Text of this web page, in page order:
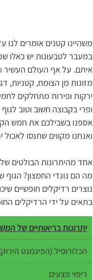
משהיינו קטנים אומרים לנו
במעבר לטבעונות יש כאלו
איתם. על אף העולם העשיר
מזונות מן הצומח, קטניות,
ירקות ופירות מתחלקים
ופרי בקבוצה חשוב וטוב
אספנו בשבילכם את חמש
ואנחנו מקווים שתנסו
אחד מהיתרונות הבולטים של
מה הם נוגדי החמצון? הגוף
נוצרים רדיקלים חופשיים
בתאים על ידי הרדיקלים
יתרונות בריאותיים של
הכלורופיל (הפיגמנט
ריפוי פצעים